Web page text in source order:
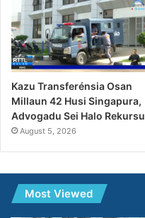
Kazu Transferénsia Osan
Millaun 42 Husi Singapura,
Advogadu Sei Halo Rekursu
August 5, 2026
Most Viewed